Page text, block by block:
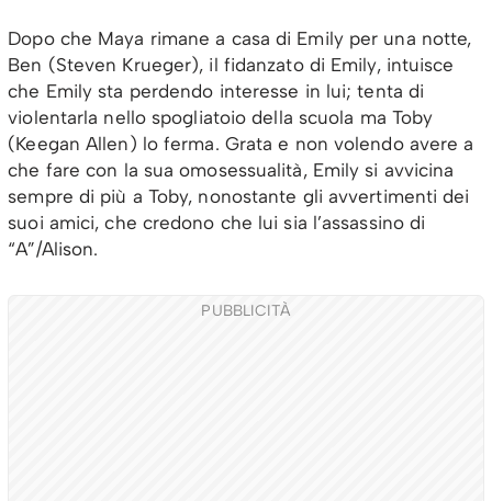
Dopo che Maya rimane a casa di Emily per una notte,
Ben (Steven Krueger), il fidanzato di Emily, intuisce
che Emily sta perdendo interesse in lui; tenta di
violentarla nello spogliatoio della scuola ma Toby
(Keegan Allen) lo ferma. Grata e non volendo avere a
che fare con la sua omosessualità, Emily si avvicina
sempre di più a Toby, nonostante gli avvertimenti dei
suoi amici, che credono che lui sia l’assassino di
“A”/Alison.
PUBBLICITÀ